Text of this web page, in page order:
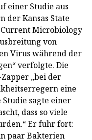
einer Studie aus
der Kansas State
Microbiology
von
Virus während der
verfolgte. Die
„bei der
eine
Studie sagte einer
dass so viele
Er fuhr fort:
paar Bakterien